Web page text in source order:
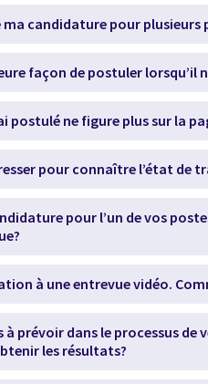
candidature pour plusieurs
façon de postuler lorsqu’il
postulé ne figure plus sur la
pour connaître l’état de
pour l’un de vos
à une entrevue vidéo.
à prévoir dans le processus
les résultats?